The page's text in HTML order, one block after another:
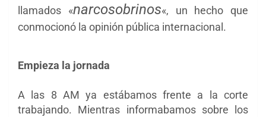
llamados «narcosobrinos«, un hecho que
conmocionó la opinión pública internacional.
Empieza la jornada
A las 8 AM ya estábamos frente a la corte
trabajando. Mientras informabamos sobre los